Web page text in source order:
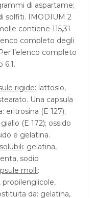
di aspartame;
solfiti. IMODIUM 2
contiene 115,31
completo degli
l’elenco completo
6.1.
rigide: lattosio,
Una capsula
eritrosina (E 127);
(E 172); ossido
e gelatina.
: gelatina,
sodio
molli:
da: gelatina,